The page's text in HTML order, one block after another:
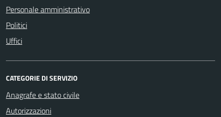
Personale amministrativo
Politici
Uffici
CATEGORIE DI SERVIZIO
Anagrafe e stato civile
Autorizzazioni